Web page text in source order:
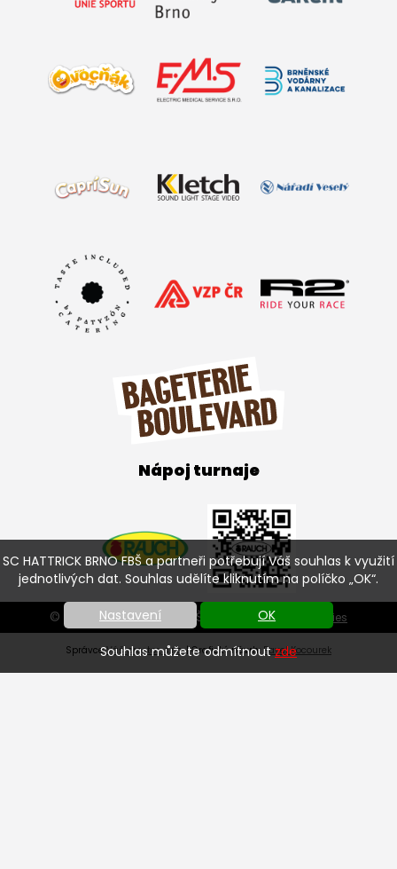
SC HATTRICK BRNO FBŠ a partneři potřebují Váš souhlas k využití
jednotlivých dat. Souhlas udělíte kliknutím na políčko „OK“.
Nastavení OK
Souhlas můžete odmítnoutzde
Nápoj turnaje
© SC HATTRICK BRNO FBŠ 2026 | Nastavení cookies
SprávceVáš prostor, s.r.o.| Grafický návrh: Pavel Kocourek